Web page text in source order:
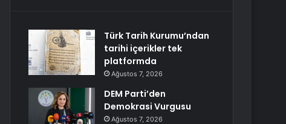
Türk Tarih Kurumu’ndan
tarihi içerikler tek
platformda
Ağustos 7, 2026
DEM Parti’den
Demokrasi Vurgusu
Ağustos 7, 2026